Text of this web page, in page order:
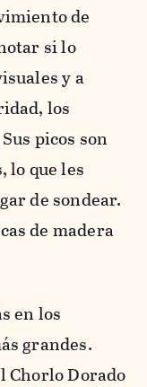
de
si lo
y a
los
picos son
lo que les
de sondear.
de madera
en los
grandes.
Chorlo Dorado